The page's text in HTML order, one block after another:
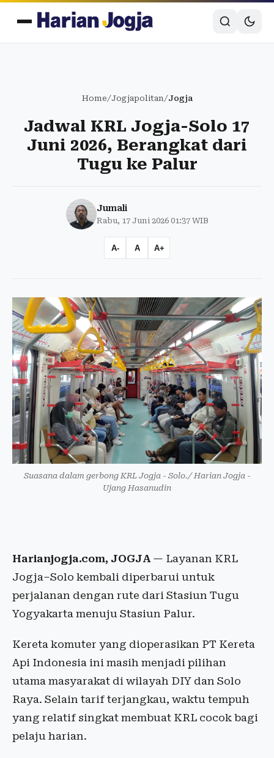
Home/Jogjapolitan/Jogja
Jadwal KRL Jogja-Solo 17
Juni 2026, Berangkat dari
Tugu ke Palur
Jumali
Rabu, 17 Juni 2026 01:37 WIB
A- A A+
Suasana dalam gerbong KRL Jogja - Solo./ Harian Jogja -
Ujang Hasanudin
Harianjogja.com, JOGJA— Layanan KRL
Jogja–Solo kembali diperbarui untuk
perjalanan dengan rute dari Stasiun Tugu
Yogyakarta menuju Stasiun Palur.
Kereta komuter yang dioperasikan PT Kereta
Api Indonesia ini masih menjadi pilihan
utama masyarakat di wilayah DIY dan Solo
Raya. Selain tarif terjangkau, waktu tempuh
yang relatif singkat membuat KRL cocok bagi
pelaju harian.